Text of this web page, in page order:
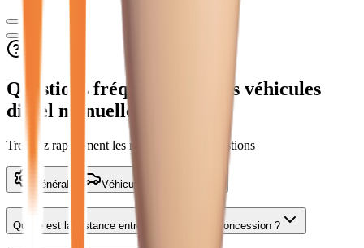
Questions fréquentes sur les véhicules
diesel manuelle
Trouvez rapidement les réponses à vos questions
Général Véhicules
Quelle est la distance entre et votre concession ?